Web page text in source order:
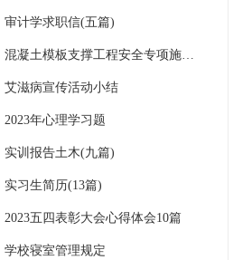
审计学求职信(五篇)
混凝土模板支撑工程安全专项施工方案
艾滋病宣传活动小结
2023年心理学习题
实训报告土木(九篇)
实习生简历(13篇)
2023五四表彰大会心得体会10篇
学校寝室管理规定